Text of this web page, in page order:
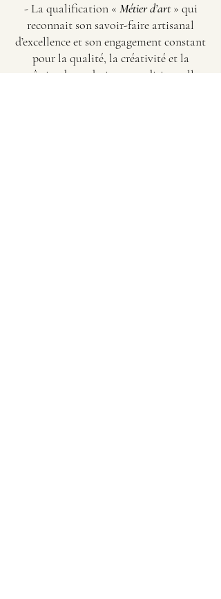
- La qualification « Métier d’art » qui
reconnait son savoir-faire artisanal
d’excellence et son engagement constant
pour la qualité, la créativité et la
maîtrise des techniques traditionnelles